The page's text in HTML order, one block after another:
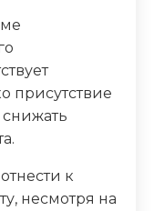
присутствие
к
несмотря на